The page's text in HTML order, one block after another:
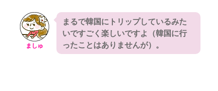
ましゅ
まるで韓国にトリップしているみた
いですごく楽しいですよ（韓国に行
ったことはありませんが）。